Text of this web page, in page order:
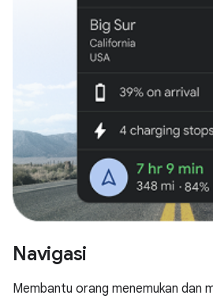
Navigasi
Membantu orang menemukan dan